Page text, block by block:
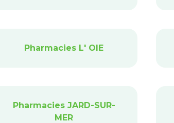
Pharmacies L' OIE
Pharmacies JARD-SUR-
MER